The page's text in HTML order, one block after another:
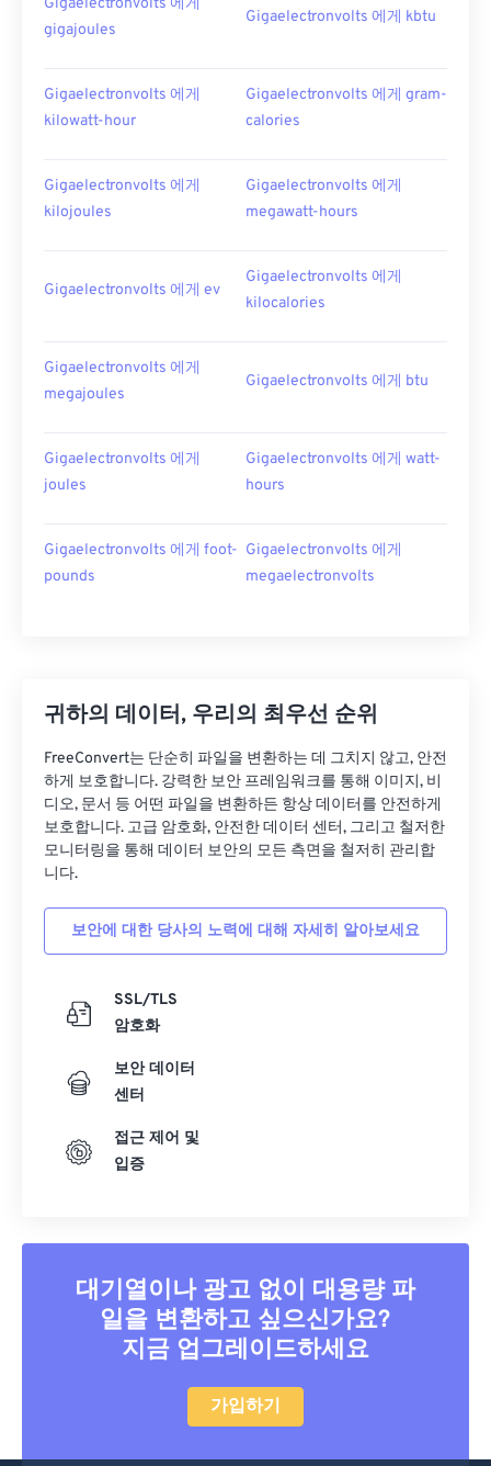
Gigaelectronvolts 에게
gigajoules
Gigaelectronvolts 에게 kbtu
Gigaelectronvolts 에게
kilowatt-hour
Gigaelectronvolts 에게 gram-
calories
Gigaelectronvolts 에게
kilojoules
Gigaelectronvolts 에게
megawatt-hours
Gigaelectronvolts 에게 ev
Gigaelectronvolts 에게
kilocalories
Gigaelectronvolts 에게
megajoules
Gigaelectronvolts 에게 btu
Gigaelectronvolts 에게
joules
Gigaelectronvolts 에게 watt-
hours
Gigaelectronvolts 에게 foot-
pounds
Gigaelectronvolts 에게
megaelectronvolts
귀하의 데이터, 우리의 최우선 순위
FreeConvert는 단순히 파일을 변환하는 데 그치지 않고, 안전
하게 보호합니다. 강력한 보안 프레임워크를 통해 이미지, 비
디오, 문서 등 어떤 파일을 변환하든 항상 데이터를 안전하게
보호합니다. 고급 암호화, 안전한 데이터 센터, 그리고 철저한
모니터링을 통해 데이터 보안의 모든 측면을 철저히 관리합
니다.
보안에 대한 당사의 노력에 대해 자세히 알아보세요
SSL/TLS
암호화
보안 데이터
센터
접근 제어 및
입증
대기열이나 광고 없이 대용량 파
일을 변환하고 싶으신가요?
지금 업그레이드하세요
가입하기